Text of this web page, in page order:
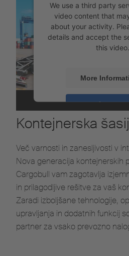
We use a third party
video content that
about your activity.
details and accept the
this video.
More
Accept
Powered by
Kontejnerska
Več varnosti in zanesljivosti v
Nova generacija kontejnerskih
Cargobull vam zagotavlja
in prilagodljive rešitve za vaš
Zaradi izboljšane tehnologije,
upravljanja in dodatnih funkcij
partner za vsako prevozno